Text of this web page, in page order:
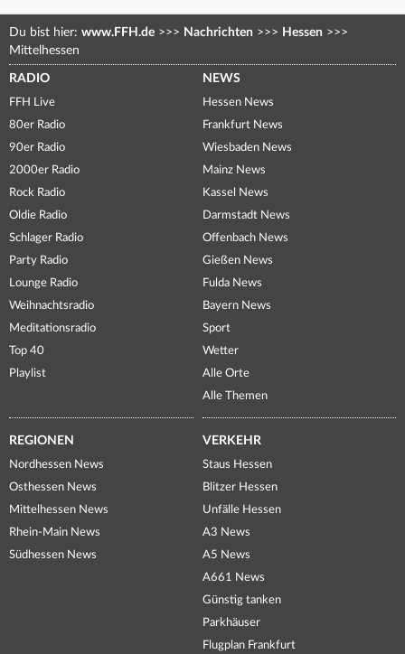
Du bist hier: www.FFH.de >>> Nachrichten >>> Hessen >>>
Mittelhessen
RADIO
FFH Live
80er Radio
90er Radio
2000er Radio
Rock Radio
Oldie Radio
Schlager Radio
Party Radio
Lounge Radio
Weihnachtsradio
Meditationsradio
Top 40
Playlist
NEWS
Hessen News
Frankfurt News
Wiesbaden News
Mainz News
Kassel News
Darmstadt News
Offenbach News
Gießen News
Fulda News
Bayern News
Sport
Wetter
Alle Orte
Alle Themen
REGIONEN
Nordhessen News
Osthessen News
Mittelhessen News
Rhein-Main News
Südhessen News
VERKEHR
Staus Hessen
Blitzer Hessen
Unfälle Hessen
A3 News
A5 News
A661 News
Günstig tanken
Parkhäuser
Flugplan Frankfurt